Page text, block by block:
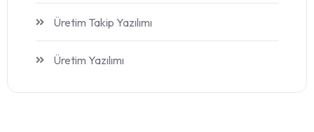
Üretim Takip Yazılımı
Üretim Yazılımı